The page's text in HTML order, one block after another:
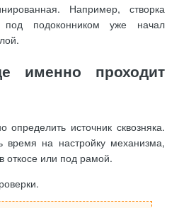
Например, створка
подоконником уже начал
именно проходит
определить источник сквозняка.
время на настройку механизма,
откосе или под рамой.